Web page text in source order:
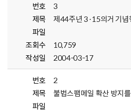
번호
3
제목
제44주년 3·15의거 기념
파일
조회수
10,759
작성일
2004-03-17
번호
2
제목
불법스팸메일 확산 방지
파일